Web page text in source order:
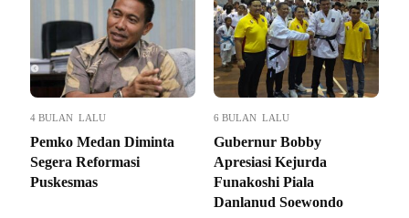
4 BULAN LALU
Pemko Medan Diminta
Segera Reformasi
Puskesmas
6 BULAN LALU
Gubernur Bobby
Apresiasi Kejurda
Funakoshi Piala
Danlanud Soewondo